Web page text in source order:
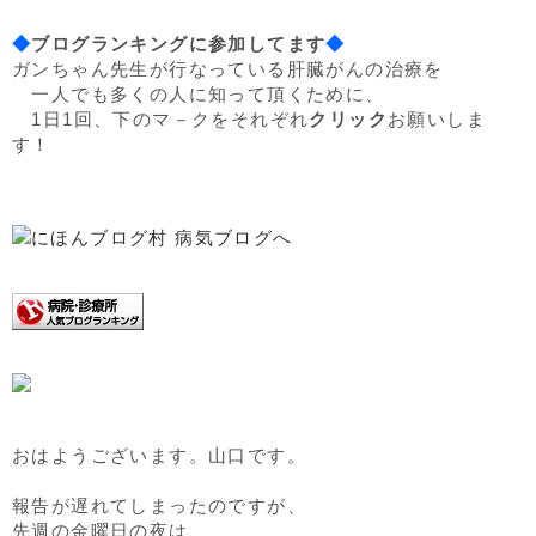
◆ブログランキングに参加してます◆
ガンちゃん先生が行なっている肝臓がんの治療を
一人でも多くの人に知って頂くために、
1日1回、下のマ－クをそれぞれクリック お願いしま
す！
おはようございます。山口です。
報告が遅れてしまったのですが、
先週の金曜日の夜は